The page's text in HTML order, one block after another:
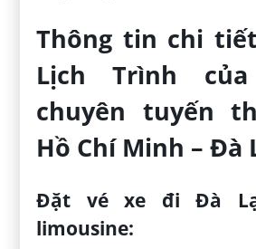
Thông tin chi
Lịch Trình
chuyên tuyến
Hồ Chí Minh – Đà
Đặt vé xe đi Đà
limousine: